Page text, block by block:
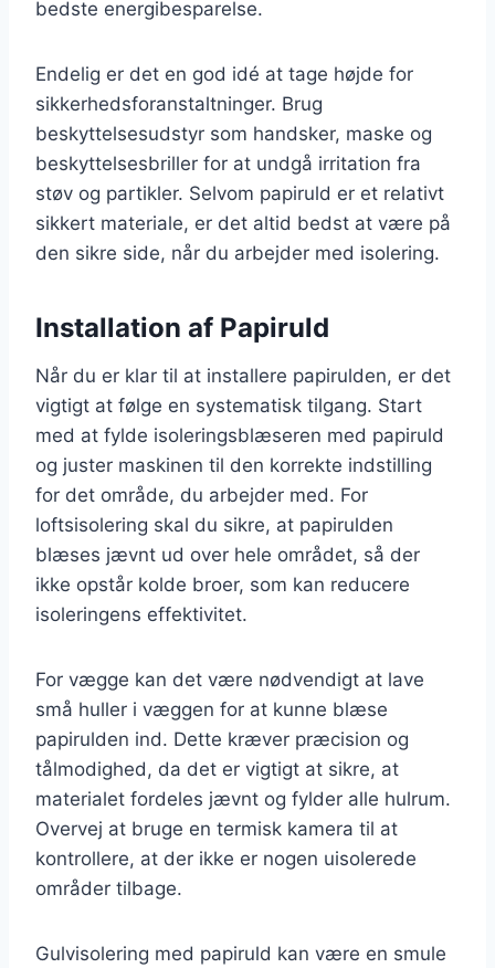
bedste energibesparelse.
Endelig er det en god idé at tage højde for
sikkerhedsforanstaltninger. Brug
beskyttelsesudstyr som handsker, maske og
beskyttelsesbriller for at undgå irritation fra
støv og partikler. Selvom papiruld er et relativt
sikkert materiale, er det altid bedst at være på
den sikre side, når du arbejder med isolering.
Installation af Papiruld
Når du er klar til at installere papirulden, er det
vigtigt at følge en systematisk tilgang. Start
med at fylde isoleringsblæseren med papiruld
og juster maskinen til den korrekte indstilling
for det område, du arbejder med. For
loftsisolering skal du sikre, at papirulden
blæses jævnt ud over hele området, så der
ikke opstår kolde broer, som kan reducere
isoleringens effektivitet.
For vægge kan det være nødvendigt at lave
små huller i væggen for at kunne blæse
papirulden ind. Dette kræver præcision og
tålmodighed, da det er vigtigt at sikre, at
materialet fordeles jævnt og fylder alle hulrum.
Overvej at bruge en termisk kamera til at
kontrollere, at der ikke er nogen uisolerede
områder tilbage.
Gulvisolering med papiruld kan være en smule